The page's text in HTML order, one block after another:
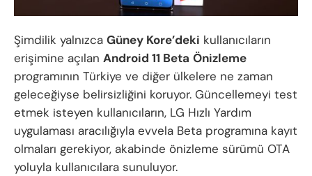
Şimdilik yalnızca Güney Kore’deki kullanıcıların
erişimine açılan Android 11 Beta Önizleme
programının Türkiye ve diğer ülkelere ne zaman
geleceğiyse belirsizliğini koruyor. Güncellemeyi test
etmek isteyen kullanıcıların, LG Hızlı Yardım
uygulaması aracılığıyla evvela Beta programına kayıt
olmaları gerekiyor, akabinde önizleme sürümü OTA
yoluyla kullanıcılara sunuluyor.